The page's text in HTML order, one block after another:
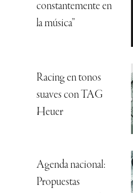
constantemente en
la música”
Racing en tonos
suaves con TAG
Heuer
Agenda nacional:
Propuestas